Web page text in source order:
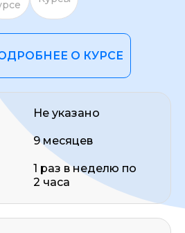
О КУРСЕ
Не указано
9 месяцев
1 раз в неделю по
2 часа